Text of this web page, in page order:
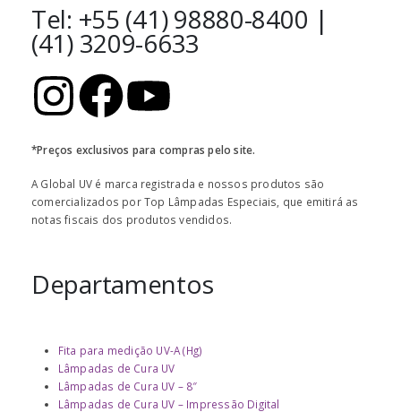
Tel: +55 (41) 98880-8400 |
(41) 3209-6633
*Preços exclusivos para compras pelo site.
A Global UV é marca registrada e nossos produtos são
comercializados por Top Lâmpadas Especiais, que emitirá as
notas fiscais dos produtos vendidos.
Departamentos
Fita para medição UV-A (Hg)
Lâmpadas de Cura UV
Lâmpadas de Cura UV – 8″
Lâmpadas de Cura UV – Impressão Digital